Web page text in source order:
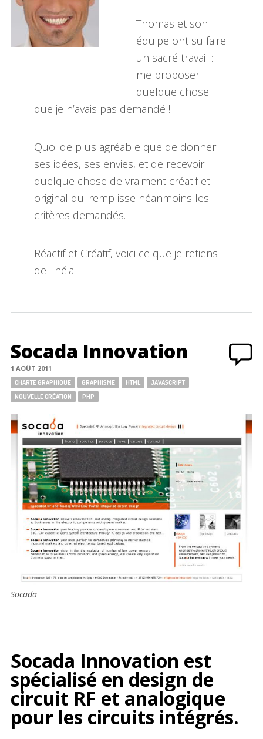
Thomas et son
équipe ont su faire
un sacré travail :
me proposer
quelque chose
que je n’avais pas demandé !
Quoi de plus agréable que de donner
ses idées, ses envies, et de recevoir
quelque chose de vraiment créatif et
original qui remplisse néanmoins les
critères demandés.
Réactif et Créatif, voici ce que je retiens
de Théia.
Socada Innovation
1 AOÛT 2011
Tags:
CHARTE GRAPHIQUE GRAPHISME HTML
JAVASCRIPT
NOUVELLE CRÉATION
PHP
Socada
Socada Innovation est
spécialisé en design de
circuit RF et analogique
pour les circuits intégrés.